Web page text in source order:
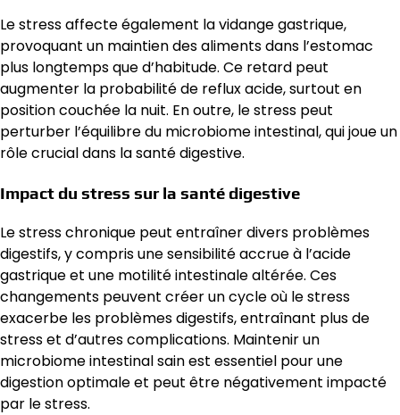
Le stress affecte également la vidange gastrique,
provoquant un maintien des aliments dans l’estomac
plus longtemps que d’habitude. Ce retard peut
augmenter la probabilité de reflux acide, surtout en
position couchée la nuit. En outre, le stress peut
perturber l’équilibre du microbiome intestinal, qui joue un
rôle crucial dans la santé digestive.
Impact du stress sur la santé digestive
Le stress chronique peut entraîner divers problèmes
digestifs, y compris une sensibilité accrue à l’acide
gastrique et une motilité intestinale altérée. Ces
changements peuvent créer un cycle où le stress
exacerbe les problèmes digestifs, entraînant plus de
stress et d’autres complications. Maintenir un
microbiome intestinal sain est essentiel pour une
digestion optimale et peut être négativement impacté
par le stress.